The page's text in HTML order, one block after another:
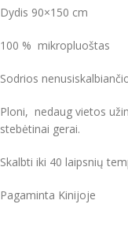
Dydis 90×150 cm
100 % mikropluoštas
Sodrios
Ploni, nedaug vietos
stebėtinai gerai.
Skalbti iki 40 laipsnių
Pagaminta Kinijoje